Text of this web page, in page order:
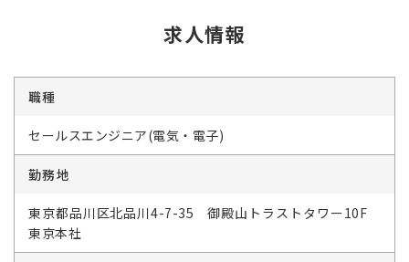
求人情報
職種
セールスエンジニア(電気・電子)
勤務地
東京都品川区北品川4-7-35 御殿山トラストタワー10F
東京本社